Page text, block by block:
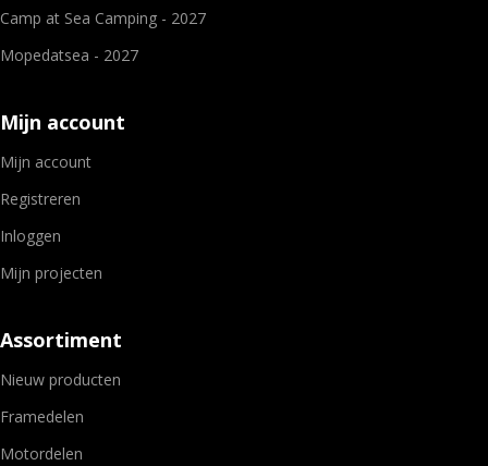
Camp at Sea Camping - 2027
Mopedatsea - 2027
Mijn account
Mijn account
Registreren
Inloggen
Mijn projecten
Assortiment
Nieuw producten
Framedelen
Motordelen